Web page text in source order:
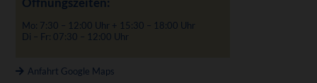
Mo: 7:30 – 12:00 Uhr + 15:30 – 18:00 Uhr
Di – Fr: 07:30 – 12:00 Uhr
Anfahrt Google Maps